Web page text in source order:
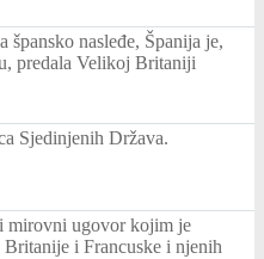
špansko nasleđe, Španija je,
predala Velikoj Britaniji
Sjedinjenih Država.
mirovni ugovor kojim je
i Francuske i njenih